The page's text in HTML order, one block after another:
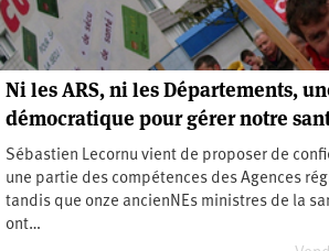
Ni les ARS, ni les Départements,
démocratique pour gérer notre
Sébastien Lecornu vient de proposer de
une partie des compétences des Agences
tandis que onze ancienNEs ministres de la
ont…